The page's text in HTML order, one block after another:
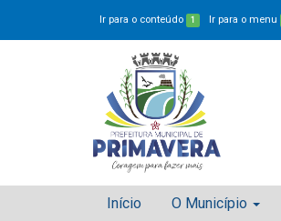
Ir para o conteúdo 1 Ir para o menu
Início O Município